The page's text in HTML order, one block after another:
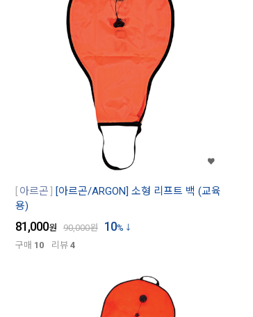
아르곤
[아르곤/ARGON] 소형 리프트 백 (교육
용)
81,000원 90,000원 10%
구매 10 리뷰 4